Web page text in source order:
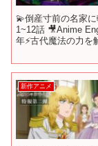
💫倒産寸前の名家
1~12話 🎥Anime
年⚡古代魔法の力
新作アニメ